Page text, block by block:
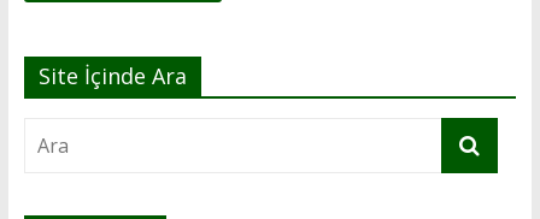
Site İçinde Ara